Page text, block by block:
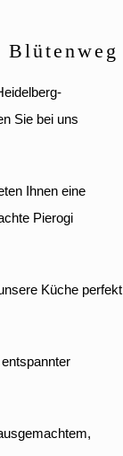
Sie bei uns
Ihnen eine
Pierogi
Küche perfekt